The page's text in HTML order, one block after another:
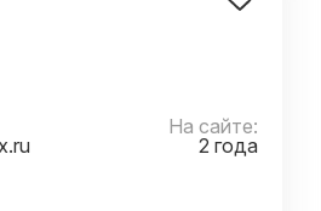
На сайте:
2 года